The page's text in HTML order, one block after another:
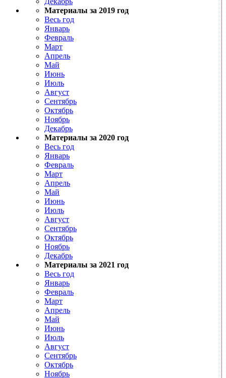
Материалы за 2019 год
Весь год
Январь
Февраль
Март
Апрель
Май
Июнь
Июль
Август
Сентябрь
Октябрь
Ноябрь
Декабрь
Материалы за 2020 год
Весь год
Январь
Февраль
Март
Апрель
Май
Июнь
Июль
Август
Сентябрь
Октябрь
Ноябрь
Декабрь
Материалы за 2021 год
Весь год
Январь
Февраль
Март
Апрель
Май
Июнь
Июль
Август
Сентябрь
Октябрь
Ноябрь